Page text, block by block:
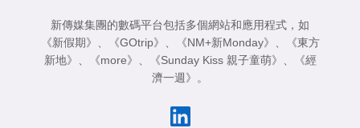
新傳媒集團的數碼平台包括多個網站和應用程式，如
《新假期》
《GOtrip》 《NM+新Monday》
《東方
新地》
《more》 《Sunday Kiss 親子童萌》
《經
濟一週》
。